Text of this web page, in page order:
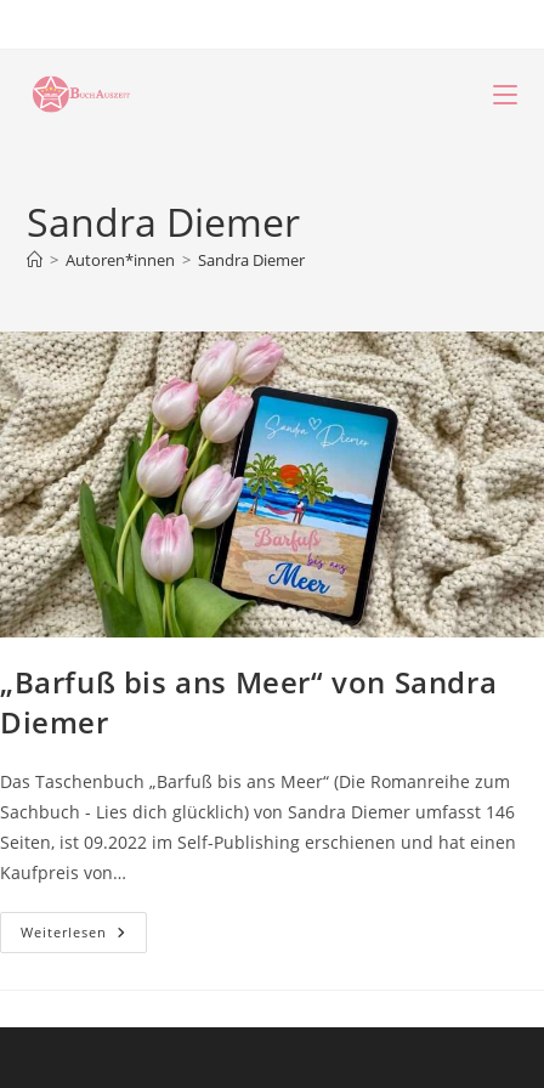
springen
Sandra Diemer
> Autoren*innen > Sandra Diemer
„Barfuß bis ans Meer“ von Sandra
Diemer
Das Taschenbuch „Barfuß bis ans Meer“ (Die Romanreihe zum
Sachbuch - Lies dich glücklich) von Sandra Diemer umfasst 146
Seiten, ist 09.2022 im Self-Publishing erschienen und hat einen
Kaufpreis von…
Weiterlesen „Barfuß
Bis
Diemer